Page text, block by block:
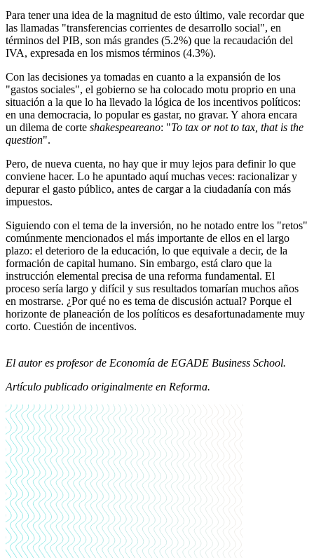
Para tener una idea de la magnitud de esto último, vale recordar que
las llamadas "transferencias corrientes de desarrollo social", en
términos del PIB, son más grandes (5.2%) que la recaudación del
IVA, expresada en los mismos términos (4.3%).
Con las decisiones ya tomadas en cuanto a la expansión de los
"gastos sociales", el gobierno se ha colocado motu proprio en una
situación a la que lo ha llevado la lógica de los incentivos políticos:
en una democracia, lo popular es gastar, no gravar. Y ahora encara
un dilema de corte shakespeareano: "To tax or not to tax, that is the
question".
Pero, de nueva cuenta, no hay que ir muy lejos para definir lo que
conviene hacer. Lo he apuntado aquí muchas veces: racionalizar y
depurar el gasto público, antes de cargar a la ciudadanía con más
impuestos.
Siguiendo con el tema de la inversión, no he notado entre los "retos"
comúnmente mencionados el más importante de ellos en el largo
plazo: el deterioro de la educación, lo que equivale a decir, de la
formación de capital humano. Sin embargo, está claro que la
instrucción elemental precisa de una reforma fundamental. El
proceso sería largo y difícil y sus resultados tomarían muchos años
en mostrarse. ¿Por qué no es tema de discusión actual? Porque el
horizonte de planeación de los políticos es desafortunadamente muy
corto. Cuestión de incentivos.
El autor es profesor de Economía de EGADE Business School.
Artículo publicado originalmente en Reforma.